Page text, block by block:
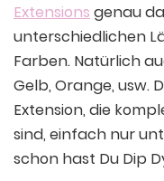
Extensions genau
unterschiedlichen
Farben. Natürlich
Gelb, Orange, usw.
Extension, die
sind, einfach nur
schon hast Du Dip